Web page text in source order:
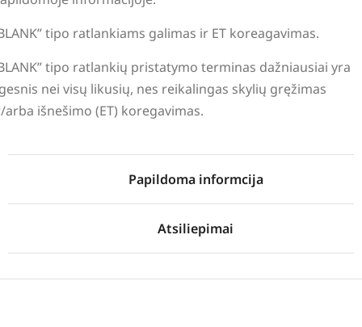
tipo ratlankiams galimas ir ET koreagavimas.
tipo ratlankių pristatymo terminas dažniausiai yra
nei visų likusių, nes reikalingas skylių gręžimas
arba išnešimo (ET) koregavimas.
Papildoma informcija
Atsiliepimai